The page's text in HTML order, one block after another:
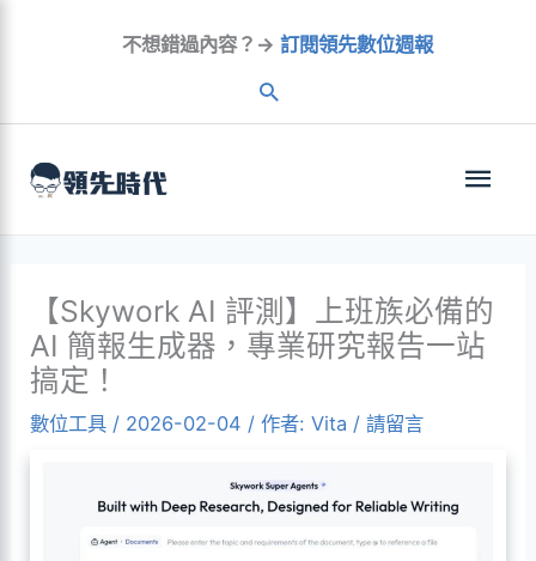
容
不想錯過內容？→ 訂閱領先數位週報
主
單
【Skywork AI 評測】上班族必備的
AI 簡報生成器，專業研究報告一站
搞定！
數位工具 / 2026-02-04 / 作者:Vita /請留言